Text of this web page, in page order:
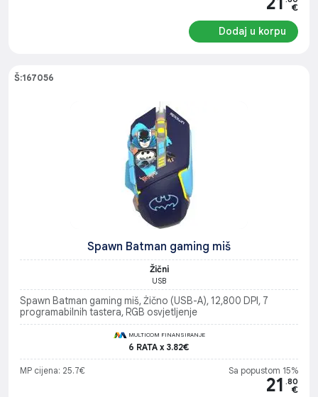
€
Dodaj u korpu
Š:167056
Spawn Batman gaming miš
Žični
USB
Spawn Batman gaming miš, Žično (USB-A), 12,800 DPI, 7
programabilnih tastera, RGB osvjetljenje
MULTICOM FINANSIRANJE
6 RATA x 3.82€
MP cijena: 25.7€ Sa popustom 15%
21 .80
€